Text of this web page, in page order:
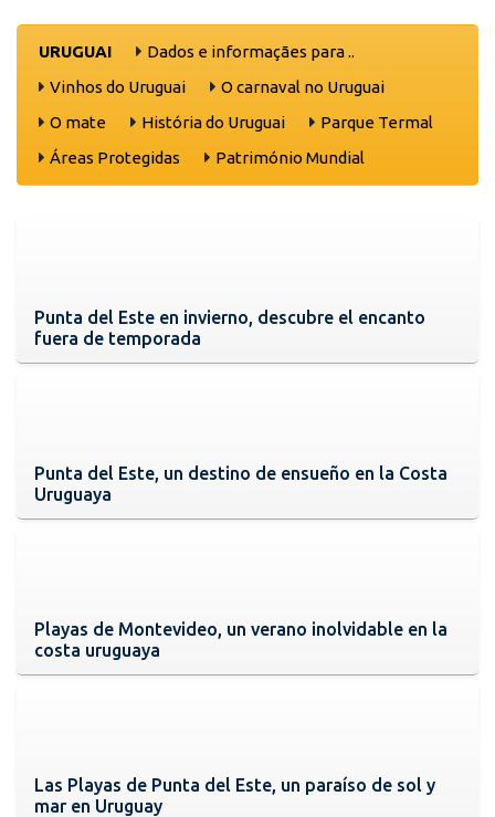
URUGUAI
Dados e informaçães para ..
Vinhos do Uruguai
O carnaval no Uruguai
O mate
História do Uruguai
Parque Termal
Áreas Protegidas
Património Mundial
Punta del Este en invierno, descubre el encanto
fuera de temporada
Punta del Este, un destino de ensueño en la Costa
Uruguaya
Playas de Montevideo, un verano inolvidable en la
costa uruguaya
Las Playas de Punta del Este, un paraíso de sol y
mar en Uruguay